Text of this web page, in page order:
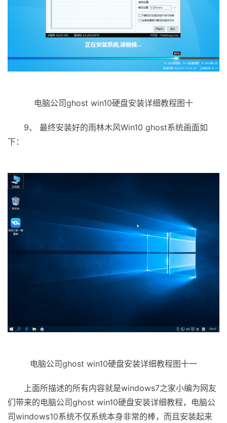
电脑公司ghost win10硬盘安装详细教程图十
9、 最终安装好的雨林木风Win10 ghost系统画面如
下：
电脑公司ghost win10硬盘安装详细教程图十一
上面所描述的所有内容就是windows7之家小编为网友
们带来的电脑公司ghost win10硬盘安装详细教程，电脑公
司windows10系统不仅系统本身非常的棒，而且安装起来